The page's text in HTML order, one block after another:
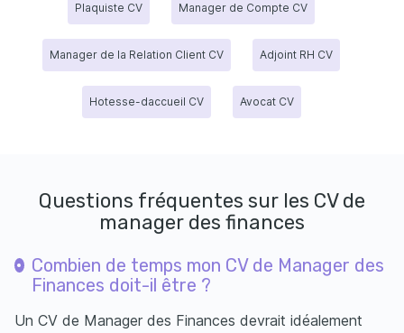
Plaquiste CV Manager de Compte CV
Manager de la Relation Client CV Adjoint RH CV
Hotesse-daccueil CV Avocat CV
Questions fréquentes sur les CV de
manager des finances
Combien de temps mon CV de Manager des
Finances doit-il être ?
Un CV de Manager des Finances devrait idéalement